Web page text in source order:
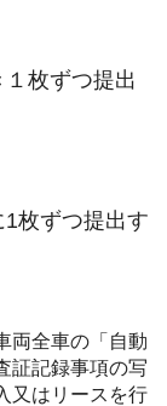
枚ずつ提出
枚ずつ提出す
両全車の「自動
証記録事項の写
又はリースを行